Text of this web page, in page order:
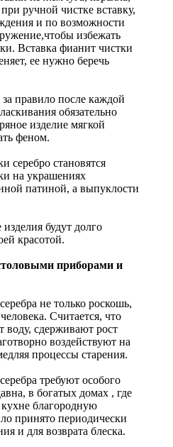
при ручной чистке вставку,
и по возможности
избежать
Вставка фианит чистки
ее нужно беречь
правило после каждой
обязательно
изделие мягкой
феном.
серебро становятся
на украшениях
патиной, а выпуклости
будут долго
красотой.
приборами и
не только роскошь,
Считается, что
воду, сдерживают рост
воздействуют на
процессы старения.
требуют особого
в богатых домах , где
благородную
принято периодически
и для возврата блеска.